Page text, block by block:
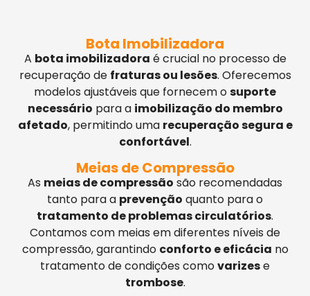
Bota Imobilizadora
A bota imobilizadora é crucial no processo de
recuperação de fraturas ou lesões. Oferecemos
modelos ajustáveis que fornecem osuporte
necessário para a imobilização do membro
afetado, permitindo uma recuperação segura e
confortável.
Meias de Compressão
As meias de compressão são recomendadas
tanto para a prevenção quanto para o
tratamento de problemas circulatórios.
Contamos com meias em diferentes níveis de
compressão, garantindo conforto e eficácia no
tratamento de condições comovarizese
trombose.